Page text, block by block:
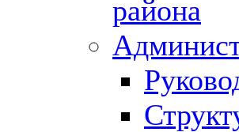
района